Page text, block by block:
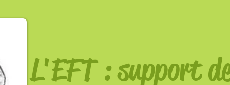
L'EFT : support